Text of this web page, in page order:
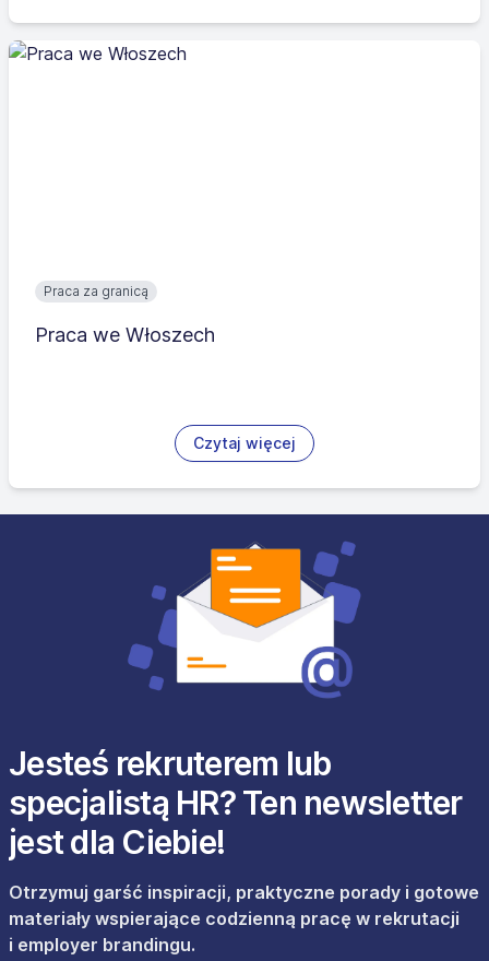
Praca za granicą
Praca we Włoszech
Czytaj więcej
Jesteś rekruterem lub
specjalistą HR? Ten newsletter
jest dla Ciebie!
Otrzymuj garść inspiracji, praktyczne porady i gotowe
materiały wspierające codzienną pracę w rekrutacji
i employer brandingu.